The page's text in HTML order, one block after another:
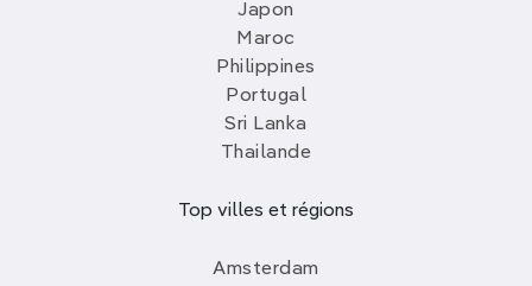
Japon
Maroc
Philippines
Portugal
Sri Lanka
Thailande
Top villes et régions
Amsterdam